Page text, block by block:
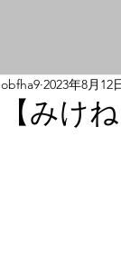
【みけ
obfha9 2023年8月12